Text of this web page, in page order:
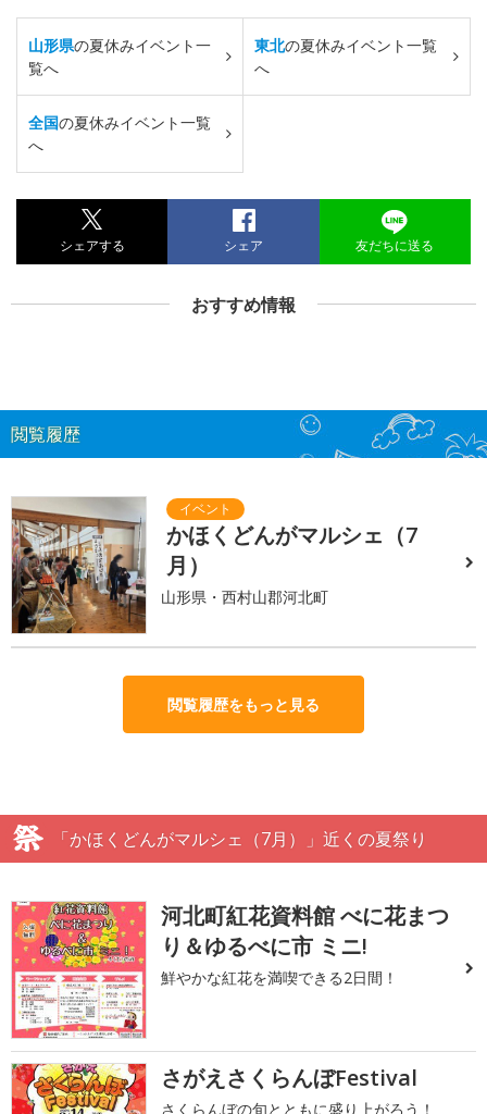
山形県の夏休みイベント一
覧へ
東北の夏休みイベント一覧
へ
全国の夏休みイベント一覧
へ
シェアする シェア 友だちに送る
おすすめ情報
閲覧履歴
かほくどんがマルシェ（7
月）
山形県・西村山郡河北町
閲覧履歴をもっと見る
「かほくどんがマルシェ（7月）」近くの夏祭り
河北町紅花資料館 べに花まつ
り＆ゆるべに市 ミニ!
鮮やかな紅花を満喫できる2日間！
さがえさくらんぼFestival
さくらんぼの旬とともに盛り上がろう！